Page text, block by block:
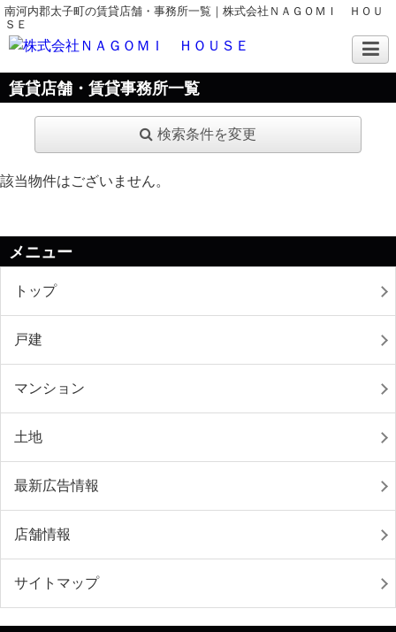
南河内郡太子町の賃貸店舗・事務所一覧｜株式会社ＮＡＧＯＭＩ ＨＯＵ
ＳＥ
賃貸店舗・賃貸事務所一覧
検索条件を変更
該当物件はございません。
メニュー
トップ
戸建
マンション
土地
最新広告情報
店舗情報
サイトマップ